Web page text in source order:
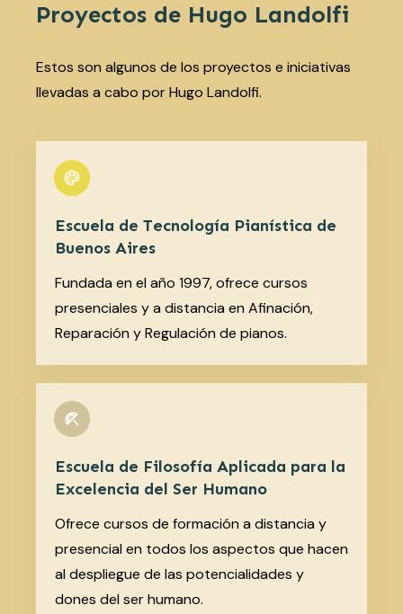
Proyectos de Hugo Landolfi
Estos son algunos de los proyectos e iniciativas
llevadas a cabo por Hugo Landolfi.
Escuela de Tecnología Pianística de
Buenos Aires
Fundada en el año 1997, ofrece cursos
presenciales y a distancia en Afinación,
Reparación y Regulación de pianos.
Escuela de Filosofía Aplicada para la
Excelencia del Ser Humano
Ofrece cursos de formación a distancia y
presencial en todos los aspectos que hacen
al despliegue de las potencialidades y
dones del ser humano.